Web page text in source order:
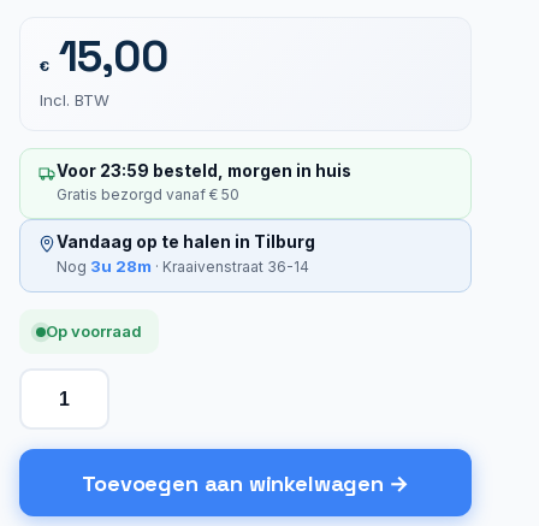
€15,00
Incl. BTW
Voor 23:59 besteld, morgen in huis
Gratis bezorgd vanaf € 50
Vandaag op te halen in Tilburg
Nog 3u 28m · Kraaivenstraat 36-14
Op voorraad
Toevoegen aan winkelwagen